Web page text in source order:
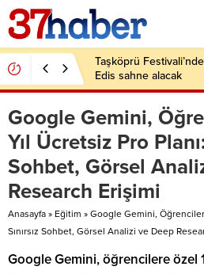
Taşköprü
Edis sahne alacak
Google Gemini,
Yıl Ücretsiz Pro Planı:
Sohbet, Görsel
Research Erişimi
Anasayfa » Eğitim » Google Gemini,
Sınırsız Sohbet, Görsel Analizi ve Deep
Google Gemini, öğrencilere özel